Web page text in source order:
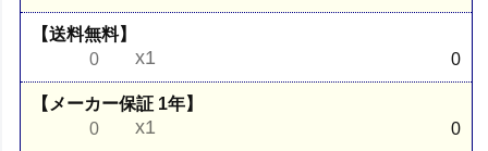
【送料無料】
0
x1 0
【メーカー保証 1年】
0
x1 0